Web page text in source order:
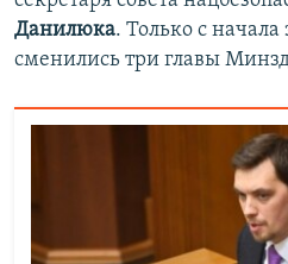
Данилюка. Только с начала
сменились три главы